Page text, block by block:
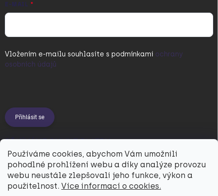
Používáme cookies, abychom Vám umožnili
pohodlné prohlížení webu a díky analýze provozu
webu neustále zlepšovali jeho funkce, výkon a
použitelnost. Více informací o cookies.
E-MAIL
Vložením e-mailu souhlasíte s podmínkami ochrany
osobních údajů
Přihlásit se
PŘIJÍMÁME ONLINE PLATBY